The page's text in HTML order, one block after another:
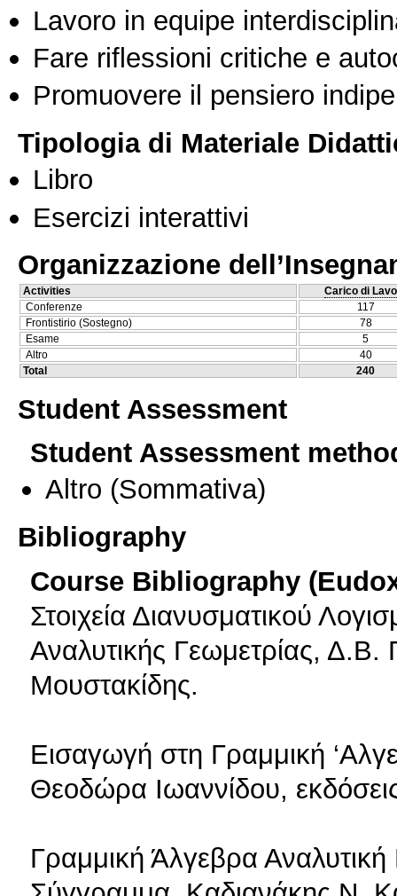
Lavoro in equipe
Fare riflessioni critiche e
Promuovere il pensiero
Tipologia di Materiale
Libro
Esercizi interattivi
Organizzazione
Activities
Carico di
Conferenze
117
Frontistirio (Sostegno)
78
Esame
5
Altro
40
Total
240
Student Assessment
Student Assessment
Altro (Sommativa)
Bibliography
Course Bibliography
Στοιχεία Διανυσματικού
Αναλυτικής Γεωμετρίας,
Μουστακίδης.
Εισαγωγή στη Γραμμική
Θεοδώρα Ιωαννίδου,
Γραμμική Άλγεβρα